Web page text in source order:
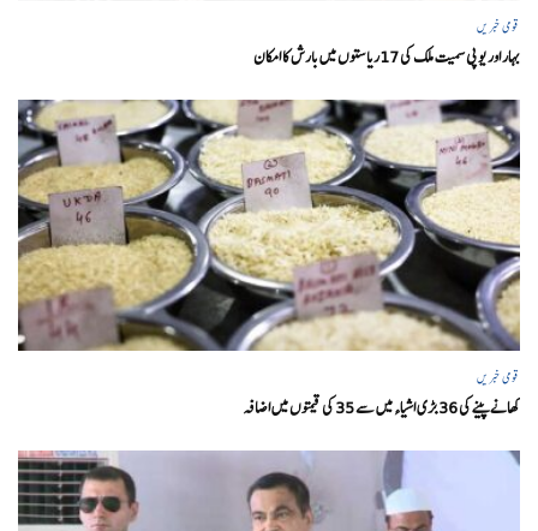
قومی خبریں
بہار اور یو پی سمیت ملک کی 17ریاستوں میں بارش کا امکان
قومی خبریں
کھانے پینے کی 36 بڑی اشیاء میں سے 35 کی قیمتوں میں اضافہ